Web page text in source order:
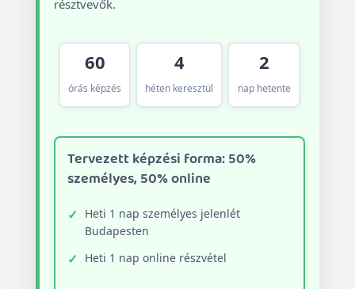
résztvevők.
60
órás képzés
4
héten keresztül
2
nap hetente
Tervezett képzési forma: 50%
személyes, 50% online
Heti 1 nap személyes jelenlét
Budapesten
Heti 1 nap online részvétel